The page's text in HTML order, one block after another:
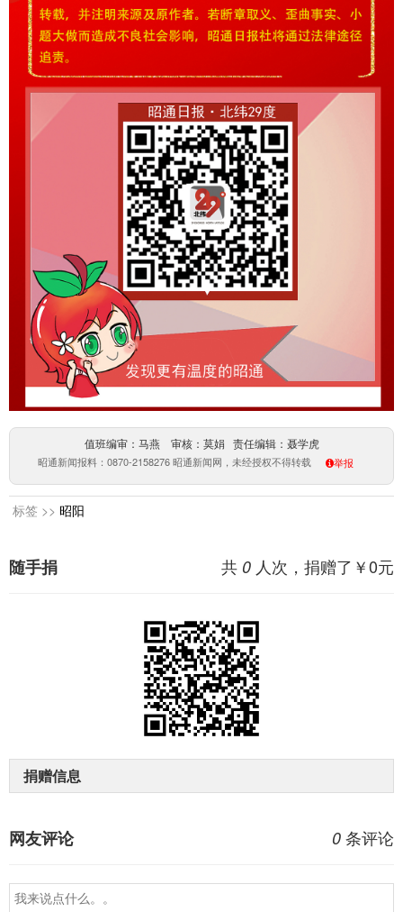
值班编审：马燕 审核：莫娟 责任编辑：聂学虎
昭通新闻报料：0870-2158276 昭通新闻网，未经授权不得转载 举报
标签 >> 昭阳
共 0 人次，捐赠了￥0元
随手捐
捐赠信息
0 条评论
网友评论